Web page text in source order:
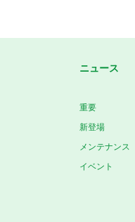
ニュース
重要
新登場
メンテナンス
イベント